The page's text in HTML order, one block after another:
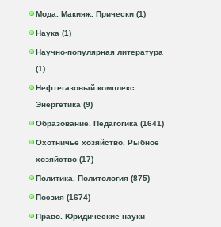
Мода. Макияж. Прически (1)
Наука (1)
Научно-популярная литература
(1)
Нефтегазовый комплекс.
Энергетика (9)
Образование. Педагогика (1641)
Охотничье хозяйство. Рыбное
хозяйство (17)
Политика. Политология (875)
Поэзия (1674)
Право. Юридические науки